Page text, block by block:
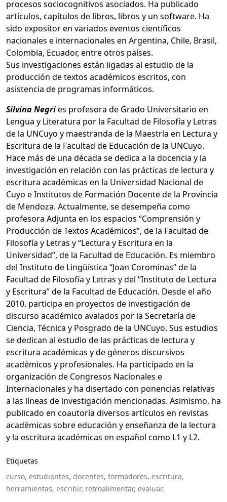
procesos sociocognitivos asociados. Ha publicado
artículos, capítulos de libros, libros y un software. Ha
sido expositor en variados eventos científicos
nacionales e internacionales en Argentina, Chile, Brasil,
Colombia, Ecuador, entre otros países.
Sus investigaciones están ligadas al estudio de la
producción de textos académicos escritos, con
asistencia de programas informáticos.
Silvina Negries profesora de Grado Universitario en
Lengua y Literatura por la Facultad de Filosofía y Letras
de la UNCuyo y maestranda de la Maestría en Lectura y
Escritura de la Facultad de Educación de la UNCuyo.
Hace más de una década se dedica a la docencia y la
investigación en relación con las prácticas de lectura y
escritura académicas en la Universidad Nacional de
Cuyo e Institutos de Formación Docente de la Provincia
de Mendoza. Actualmente, se desempeña como
profesora Adjunta en los espacios “Comprensión y
Producción de Textos Académicos”, de la Facultad de
Filosofía y Letras y “Lectura y Escritura en la
Universidad”, de la Facultad de Educación. Es miembro
del Instituto de Lingüística “Joan Corominas” de la
Facultad de Filosofía y Letras y del “Instituto de Lectura
y Escritura” de la Facultad de Educación. Desde el año
2010, participa en proyectos de investigación de
discurso académico avalados por la Secretaría de
Ciencia, Técnica y Posgrado de la UNCuyo. Sus estudios
se dedican al estudio de las prácticas de lectura y
escritura académicas y de géneros discursivos
académicos y profesionales. Ha participado en la
organización de Congresos Nacionales e
Internacionales y ha disertado con ponencias relativas
a las líneas de investigación mencionadas. Asimismo, ha
publicado en coautoría diversos artículos en revistas
académicas sobre educación y enseñanza de la lectura
y la escritura académicas en español como L1 y L2.
Etiquetas
curso, estudiantes, docentes, formadores, escritura,
herramientas, escribir, retroalimentar, evaluar,